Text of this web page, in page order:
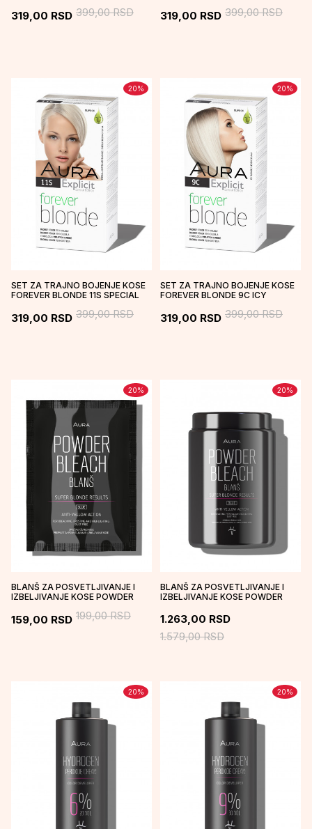
319,00 RSD 399,00RSD 319,00 RSD 399,00RSD
20%
SET ZA TRAJNO BOJENJE KOSE
FOREVER BLONDE 11S SPECIAL
319,00 RSD 399,00RSD
20%
SET ZA TRAJNO BOJENJE KOSE
FOREVER BLONDE 9C ICY
319,00 RSD 399,00RSD
20%
BLANŠ ZA POSVETLJIVANJE I
IZBELJIVANJE KOSE POWDER
159,00 RSD 199,00RSD
20%
BLANŠ ZA POSVETLJIVANJE I
IZBELJIVANJE KOSE POWDER
1.263,00 RSD
1.579,00RSD
20% 20%